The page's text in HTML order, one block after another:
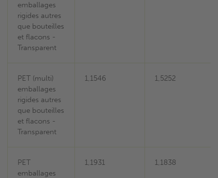
emballages
rigides autres
que bouteilles
et flacons -
Transparent
PET (multi)
emballages
rigides autres
que bouteilles
et flacons -
Transparent
1,1546 1,5252
PET
emballages
1,1931 1,1838